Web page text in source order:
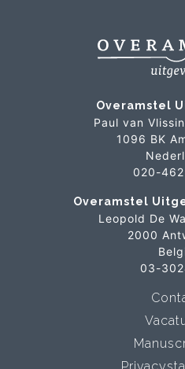
Overamstel
Paul van
1096 BK
020-
Overamstel
Leopold De
2000
03-